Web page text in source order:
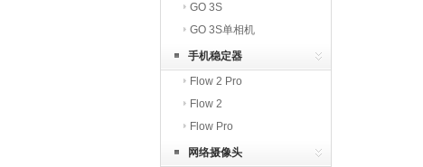
GO 3S
GO 3S单相机
手机稳定器
Flow 2 Pro
Flow 2
Flow Pro
网络摄像头